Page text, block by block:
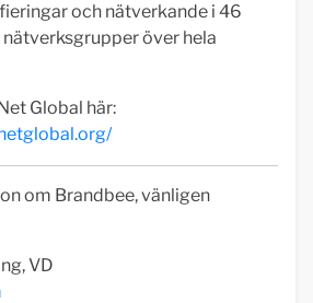
och nätverkande i 46
över hela
Global här:
om Brandbee, vänligen
VD